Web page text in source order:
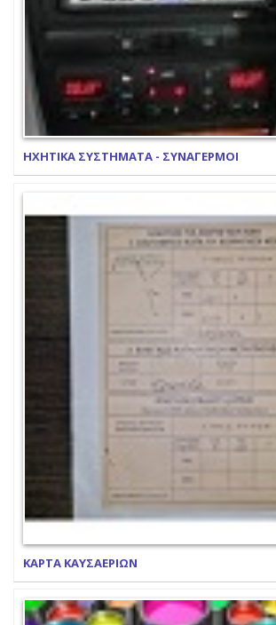
ΗΧΗΤΙΚΑ ΣΥΣΤΗΜΑΤΑ - ΣΥΝΑΓΕΡΜΟΙ
ΚΑΡΤΑ ΚΑΥΣΑΕΡΙΩΝ